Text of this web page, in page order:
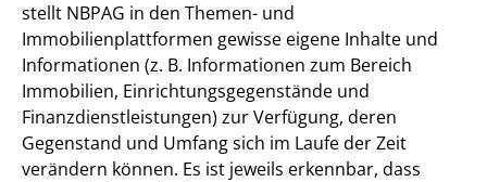
stellt NBPAG in den Themen- und
Immobilienplattformen gewisse eigene Inhalte und
Informationen (z. B. Informationen zum Bereich
Immobilien, Einrichtungsgegenstände und
Finanzdienstleistungen) zur Verfügung, deren
Gegenstand und Umfang sich im Laufe der Zeit
verändern können. Es ist jeweils erkennbar, dass